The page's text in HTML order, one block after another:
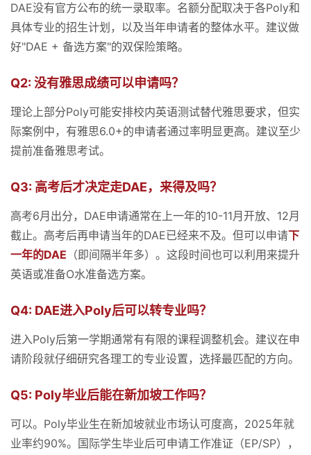
DAE没有官方公布的统一录取率。名额分配取决于各Poly和
具体专业的招生计划，以及当年申请者的整体水平。建议做
好"DAE + 备选方案"的双保险策略。
Q2: 没有雅思成绩可以申请吗？
理论上部分Poly可能安排校内英语测试替代雅思要求，但实
际案例中，有雅思6.0+的申请者通过率明显更高。建议至少
提前准备雅思考试。
Q3: 高考后才决定走DAE，来得及吗？
高考6月出分，DAE申请通常在上一年的10-11月开放、12月
截止。高考后再申请当年的DAE已经来不及。但可以申请下
一年的DAE （即间隔半年多）。这段时间也可以利用来提升
英语或准备O水准备选方案。
Q4: DAE进入Poly后可以转专业吗？
进入Poly后第一学期通常有有限的课程调整机会。建议在申
请阶段就仔细研究各理工的专业设置，选择最匹配的方向。
Q5: Poly毕业后能在新加坡工作吗？
可以。Poly毕业生在新加坡就业市场认可度高，2025年就
业率约90%。国际学生毕业后可申请工作准证（EP/SP），